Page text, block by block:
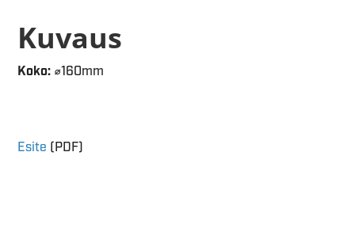
Kuvaus
Koko: ⌀160mm
Esite (PDF)